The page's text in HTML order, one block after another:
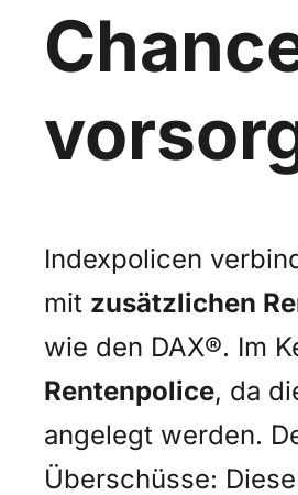
Indexpolicen
mit zusätzlichen
wie den DAX®. Im
Rentenpolice, da
angelegt werden.
Überschüsse: